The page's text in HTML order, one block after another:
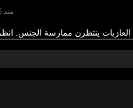
منذ 5 شهور
ينتظرن ممارسة الجنس.
منذ 6